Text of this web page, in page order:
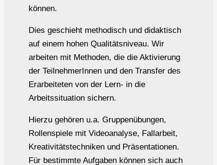
können.
Dies geschieht methodisch und didaktisch
auf einem hohen Qualitätsniveau. Wir
arbeiten mit Methoden, die die Aktivierung
der TeilnehmerInnen und den Transfer des
Erarbeiteten von der Lern- in die
Arbeitssituation sichern.
Hierzu gehören u.a. Gruppenübungen,
Rollenspiele mit Videoanalyse, Fallarbeit,
Kreativitätstechniken und Präsentationen.
Für bestimmte Aufgaben können sich auch